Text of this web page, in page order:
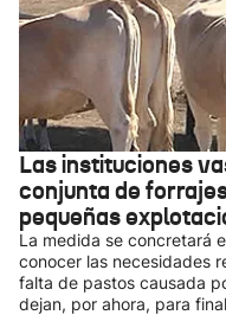
Las instituciones
conjunta de
pequeñas
La medida se concretará
conocer las necesidades
falta de pastos causada
dejan, por ahora, para